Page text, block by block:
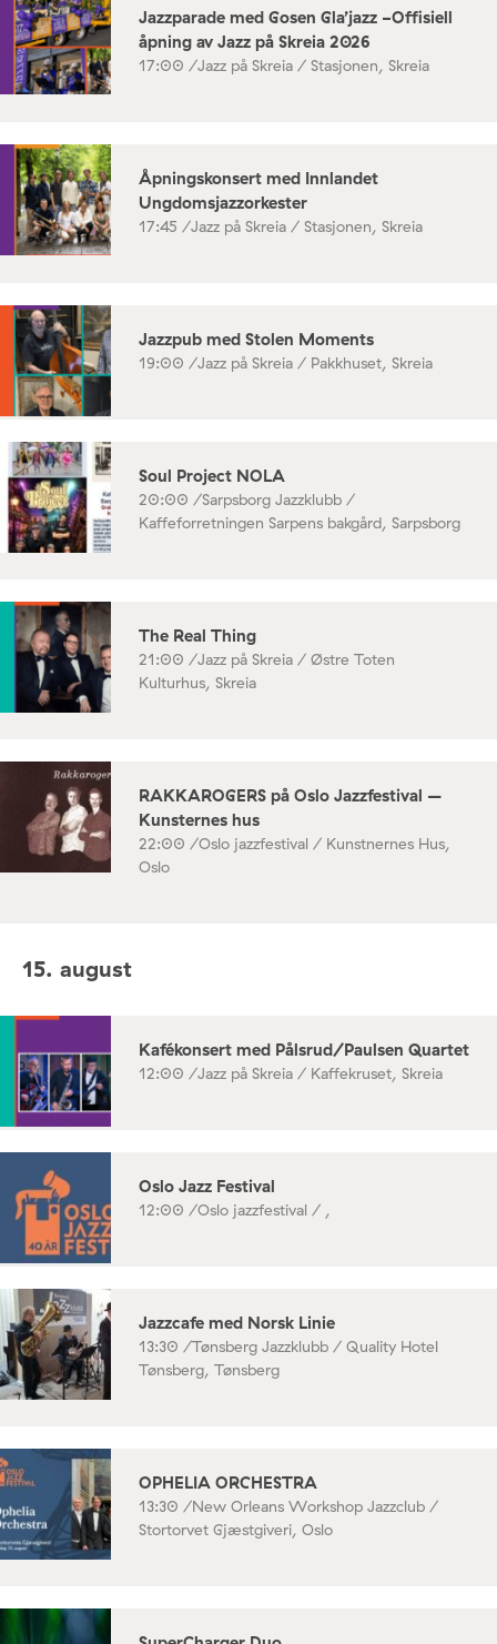
Jazzparade med Gosen Gla’jazz -Offisiell
åpning av Jazz på Skreia 2026
17:00 /Jazz på Skreia / Stasjonen, Skreia
Åpningskonsert med Innlandet
Ungdomsjazzorkester
17:45 /Jazz på Skreia / Stasjonen, Skreia
Jazzpub med Stolen Moments
19:00 /Jazz på Skreia / Pakkhuset, Skreia
Soul Project NOLA
20:00 /Sarpsborg Jazzklubb /
Kaffeforretningen Sarpens bakgård, Sarpsborg
The Real Thing
21:00 /Jazz på Skreia / Østre Toten
Kulturhus, Skreia
RAKKAROGERS på Oslo Jazzfestival –
Kunsternes hus
22:00 /Oslo jazzfestival / Kunstnernes Hus,
Oslo
15. august
Kafékonsert med Pålsrud/Paulsen Quartet
12:00 /Jazz på Skreia / Kaffekruset, Skreia
Oslo Jazz Festival
12:00 /Oslo jazzfestival / ,
Jazzcafe med Norsk Linie
13:30 /Tønsberg Jazzklubb / Quality Hotel
Tønsberg, Tønsberg
OPHELIA ORCHESTRA
13:30 /New Orleans Workshop Jazzclub /
Stortorvet Gjæstgiveri, Oslo